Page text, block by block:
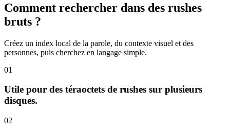
Comment rechercher dans des rushes
bruts ?
Créez un index local de la parole, du contexte visuel et des
personnes, puis cherchez en langage simple.
01
Utile pour des téraoctets de rushes sur plusieurs
disques.
02